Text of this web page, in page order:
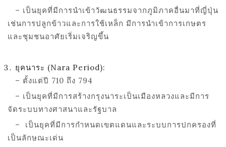
– เป็นยุคที่มีการนำเข้าวัฒนธรรมจากภูมิภาคอื่นมาที่ญี่ปุ่น
เช่นการปลูกข้าวและการใช้เหล็ก มีการนำเข้าการเกษตร
และชุมชนอาศัยเริ่มเจริญขึ้น
ยุคนาระ (Nara Period):
– ตั้งแต่ปี 710 ถึง 794
– เป็นยุคที่มีการสร้างกรุงนาระเป็นเมืองหลวงและมีการ
จัดระบบทางศาสนาและรัฐบาล
– เป็นยุคที่มีการกำหนดเขตแดนและระบบการปกครองที่
เป็นลักษณะเด่น